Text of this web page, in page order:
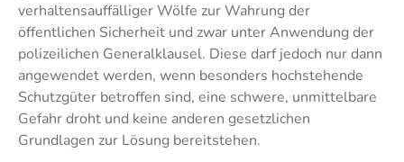
verhaltensauffälliger Wölfe zur Wahrung der
öffentlichen Sicherheit und zwar unter Anwendung der
polizeilichen Generalklausel. Diese darf jedoch nur dann
angewendet werden, wenn besonders hochstehende
Schutzgüter betroffen sind, eine schwere, unmittelbare
Gefahr droht und keine anderen gesetzlichen
Grundlagen zur Lösung bereitstehen.